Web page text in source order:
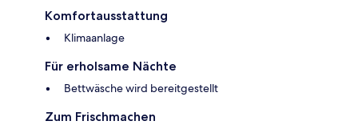
Komfortausstattung
Klimaanlage
Für erholsame Nächte
Bettwäsche wird bereitgestellt
Zum Frischmachen